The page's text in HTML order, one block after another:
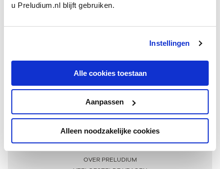
u Preludium.nl blijft gebruiken.
Instellingen
Alle cookies toestaan
Aanpassen
Alleen noodzakelijke cookies
Meer informatie
OVER PRELUDIUM